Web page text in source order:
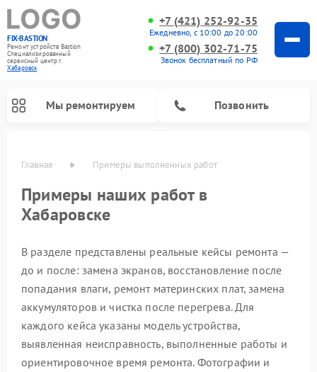
FIX-BASTION
Ремонт устройств Bastion
Специализированный
cервисный центр г.
Хабаровск
+7 (421) 252-92-35
Ежедневно, с 10:00 до 20:00
+7 (800) 302-71-75
Звонок бесплатный по РФ
Мы ремонтируем Позвонить
Главная Примеры выполненных работ
Примеры наших работ в
Хабаровске
В разделе представлены реальные кейсы ремонта —
до и после: замена экранов, восстановление после
попадания влаги, ремонт материнских плат, замена
аккумуляторов и чистка после перегрева. Для
каждого кейса указаны модель устройства,
выявленная неисправность, выполненные работы и
ориентировочное время ремонта. Фотографии и